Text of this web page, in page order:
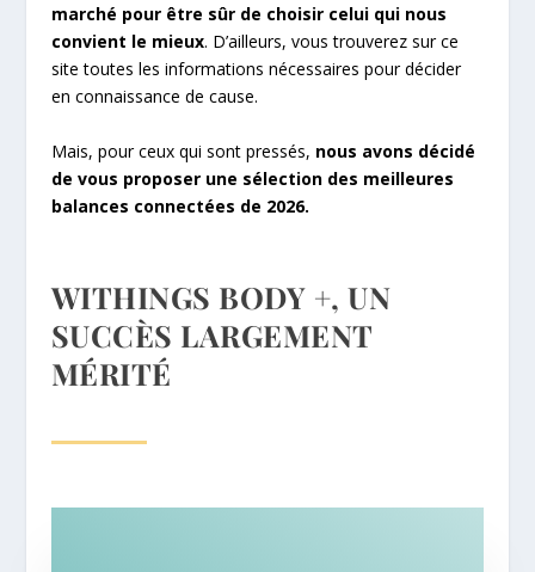
marché pour être sûr de choisir celui qui nous
convient le mieux. D’ailleurs, vous trouverez sur ce
site toutes les informations nécessaires pour décider
en connaissance de cause.
Mais, pour ceux qui sont pressés, nous avons décidé
de vous proposer une sélection des meilleures
balances connectées de 2026.
WITHINGS BODY +, UN
SUCCÈS LARGEMENT
MÉRITÉ